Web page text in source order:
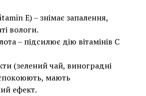
E) – знімає запалення,
вологи.
– підсилює дію вітамінів С
(зелений чай, виноградні
мають
ефект.